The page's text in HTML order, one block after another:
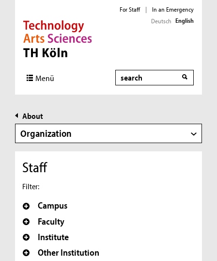
Direkt zur Hauptnavigation
Direkt zur Subnavigation
Direkt zum Inhalt
Direkt zum Fußbereich
For Staff |
In an Emergency
Deutsch English
Menü Search
About
Organization
Staff
Filter:
Campus
Faculty
Institute
Other Institution